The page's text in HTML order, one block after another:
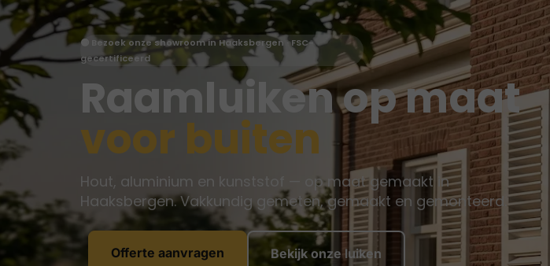
🟡 Bezoek onze showroom in Haaksbergen · FSC-
gecertificeerd
Raamluiken op maat
voor buiten
Hout, aluminium en kunststof — op maat gemaakt in
Haaksbergen. Vakkundig gemeten, gemaakt en gemonteerd.
Offerte aanvragen Bekijk onze luiken